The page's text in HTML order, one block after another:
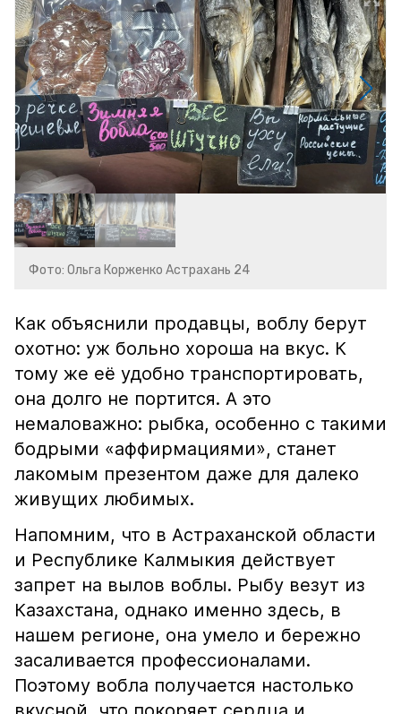
Фото: Ольга Корженко Астрахань 24
Как объяснили продавцы, воблу берут
охотно: уж больно хороша на вкус. К
тому же её удобно транспортировать,
она долго не портится. А это
немаловажно: рыбка, особенно с такими
бодрыми «аффирмациями», станет
лакомым презентом даже для далеко
живущих любимых.
Напомним, что в Астраханской области
и Республике Калмыкия действует
запрет на вылов воблы. Рыбу везут из
Казахстана, однако именно здесь, в
нашем регионе, она умело и бережно
засаливается профессионалами.
Поэтому вобла получается настолько